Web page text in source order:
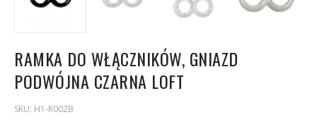
RAMKA DO WŁĄCZNIKÓW, GNIAZD
PODWÓJNA CZARNA LOFT
SKU: H1-R002B